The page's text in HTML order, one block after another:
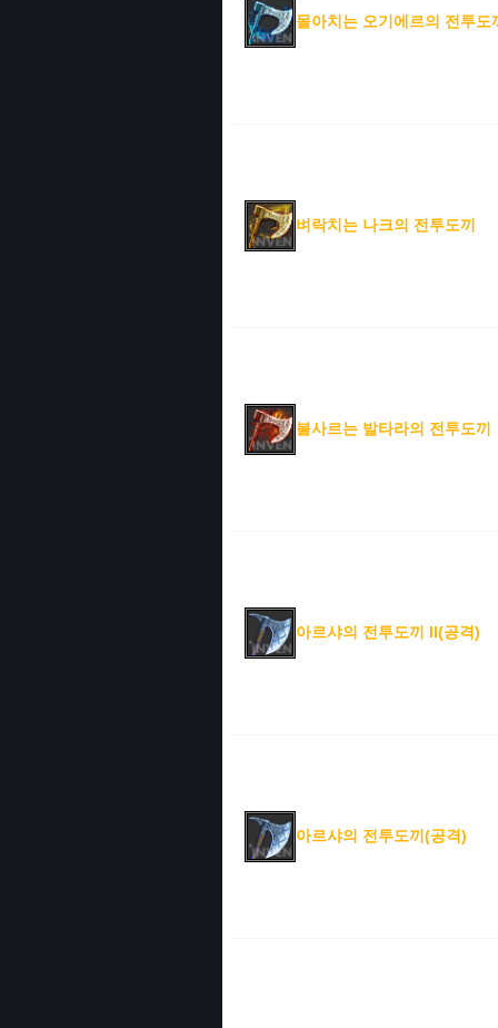
몰아치는 오기에르의 전투도
벼락치는 나크의 전투도끼
불사르는 발타라의 전투도끼
아르샤의 전투도끼 II(공격)
아르샤의 전투도끼(공격)